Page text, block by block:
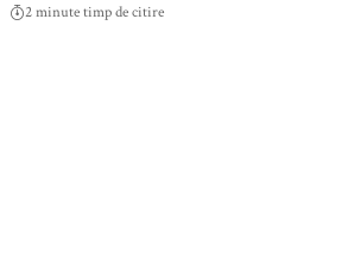
2 minute timp de citire